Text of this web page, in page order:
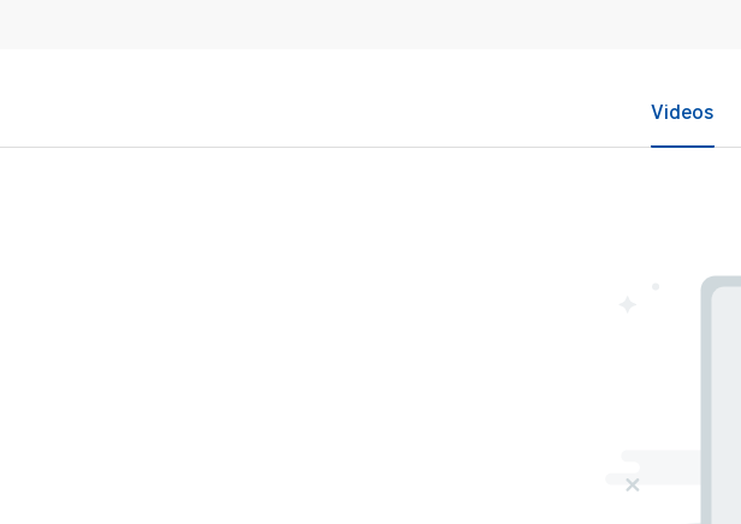
Videos